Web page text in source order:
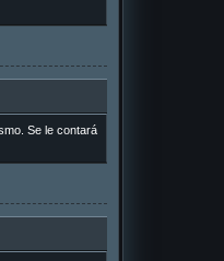
Se le contará